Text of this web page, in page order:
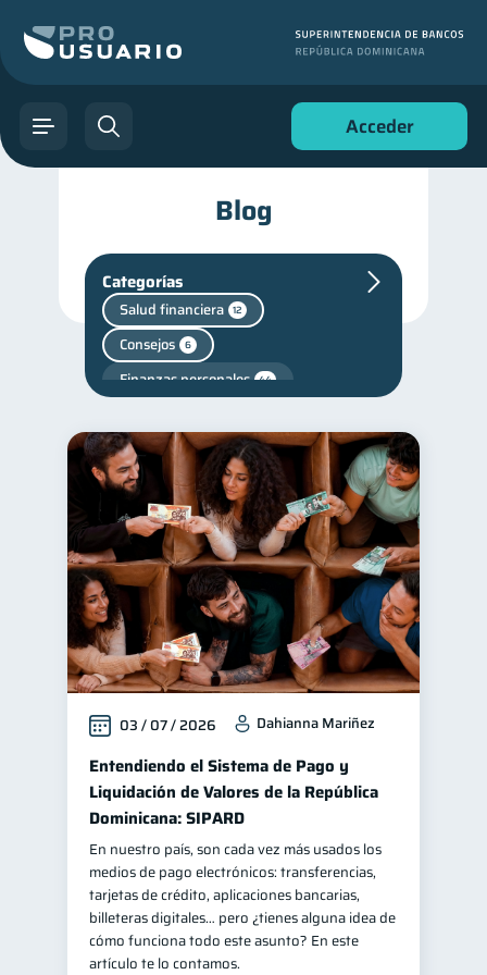
Acceder
Blog
Categorías
Salud financiera 12
Consejos 6
Finanzas personales 44
Educación financiera 31
Finanzas para jóvenes 30
Control de deudas
Finanzas familiares 25
Inclusión financiera 22
Bienestar financiero 22
Finanzas para mujeres 20
Seguridad financiera 13
Productos financieros 11
Organización Financiera 10
Deudas 10
Entidad financiera
Préstamos 8 Ahorro 8
Tarjeta de crédito 6
Historial crediticio 6
5
03 / 07 / 2026 Dahianna Mariñez
Entendiendo el Sistema de Pago y
Liquidación de Valores de la República
Dominicana: SIPARD
En nuestro país, son cada vez más usados los
medios de pago electrónicos: transferencias,
tarjetas de crédito, aplicaciones bancarias,
billeteras digitales… pero ¿tienes alguna idea de
cómo funciona todo este asunto? En este
artículo te lo contamos.